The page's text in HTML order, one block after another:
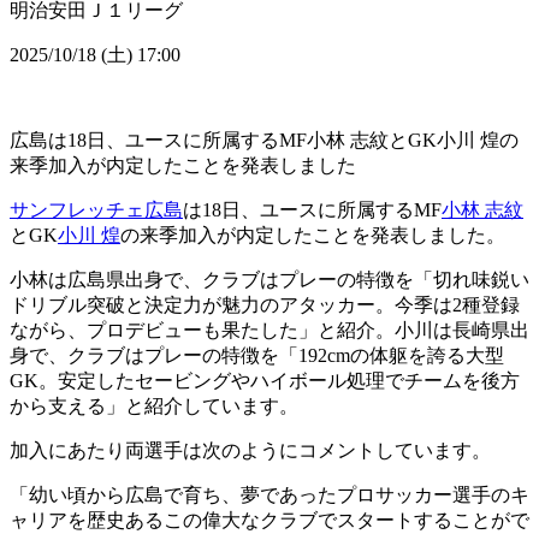
明治安田Ｊ１リーグ
2025/10/18 (土) 17:00
広島は18日、ユースに所属するMF小林 志紋とGK小川 煌の
来季加入が内定したことを発表しました
サンフレッチェ広島は18日、ユースに所属するMF小林 志紋
とGK小川 煌の来季加入が内定したことを発表しました。
小林は広島県出身で、クラブはプレーの特徴を「切れ味鋭い
ドリブル突破と決定力が魅力のアタッカー。今季は2種登録
ながら、プロデビューも果たした」と紹介。小川は長崎県出
身で、クラブはプレーの特徴を「192cmの体躯を誇る大型
GK。安定したセービングやハイボール処理でチームを後方
から支える」と紹介しています。
加入にあたり両選手は次のようにコメントしています。
「幼い頃から広島で育ち、夢であったプロサッカー選手のキ
ャリアを歴史あるこの偉大なクラブでスタートすることがで